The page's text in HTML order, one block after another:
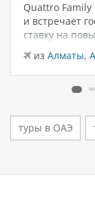
Quattro Family
и встречает
ставку на
дизайн и
моря. Отель
кто ищет
из Алматы,
туры в ОАЭ